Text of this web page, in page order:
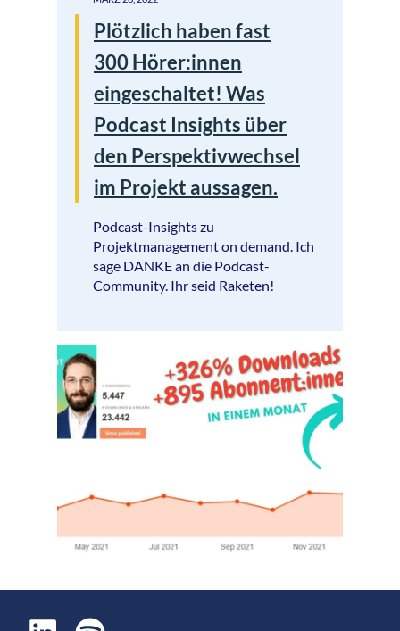
Plötzlich haben fast
300 Hörer:innen
eingeschaltet! Was
Podcast Insights über
den Perspektivwechsel
im Projekt aussagen.
Podcast-Insights zu
Projektmanagement on demand. Ich
sage DANKE an die Podcast-
Community. Ihr seid Raketen!